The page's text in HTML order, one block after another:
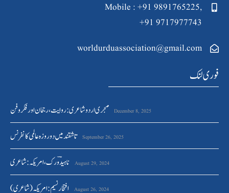
Mobile : +91 9891765225,
+91 9717977743
worldurduassociation@gmail.com
فوری لنک
مہجری اردو شاعری : روایت ، رجحان اور فکر وفن December 8, 2025
تاشقند میں دو روزہ عالمی کانفرنس September 26, 2025
ناہیدؔ ورک،امریکہ: شاعری August 29, 2024
افتخار نسیم: امریکہ(شاعری) August 26, 2024